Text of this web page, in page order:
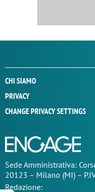
CHI SIAMO
PRIVACY
CHANGE PRIVACY SETTINGS
SedeAmministrativa:
20123 – Milano (MI) –
Redazione: